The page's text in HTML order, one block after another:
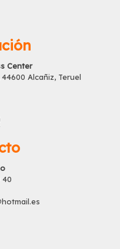
Center
Alcañiz, Teruel
40